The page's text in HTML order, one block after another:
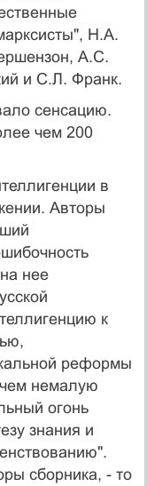
Н.А.
А.С.
и С.Л. Франк.
сенсацию.
чем 200
в
Авторы
нее
к
реформы
чем немалую
огонь
знания и
сборника, - то